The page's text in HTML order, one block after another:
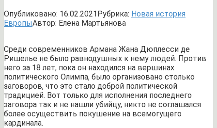
Опубликовано: 16.02.2021Рубрика: Новая история
ЕвропыАвтор: Елена Мартьянова
Среди современников Армана Жана Дюплесси де
Ришелье не было равнодушных к нему людей. Против
него за 18 лет, пока он находился на вершинах
политического Олимпа, было организовано столько
заговоров, что это стало доброй политической
традицией. Вот только для исполнения последнего
заговора так и не нашли убийцу, никто не соглашался
более осуществить покушение на всемогущего
кардинала.